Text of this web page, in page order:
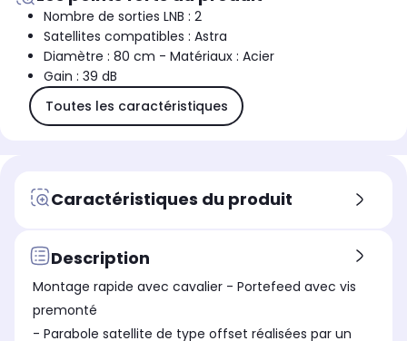
Nombre de sorties LNB : 2
Satellites compatibles : Astra
Diamètre : 80 cm - Matériaux : Acier
Gain : 39 dB
Toutes les caractéristiques
Caractéristiques du produit
Description
Montage rapide avec cavalier - Portefeed avec vis
premonté
- Parabole satellite de type offset réalisées par un